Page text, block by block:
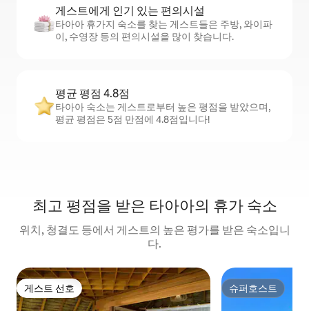
게스트에게 인기 있는 편의시설
타아아 휴가지 숙소를 찾는 게스트들은 주방, 와이파
이, 수영장 등의 편의시설을 많이 찾습니다.
평균 평점 4.8점
타아아 숙소는 게스트로부터 높은 평점을 받았으며,
평균 평점은 5점 만점에 4.8점입니다!
최고 평점을 받은 타아아의 휴가 숙소
위치, 청결도 등에서 게스트의 높은 평가를 받은 숙소입니
다.
게스트 선호
게스트 선호 슈퍼호스트
슈퍼호스트